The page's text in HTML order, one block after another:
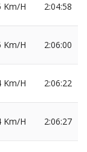
Km/H 2:04:58
Km/H 2:06:00
Km/H 2:06:22
Km/H 2:06:27